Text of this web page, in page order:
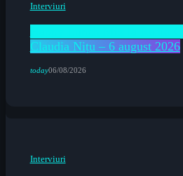
Interviuri
Happy Lunch Mix la Radio
Claudia Nițu – 6 august 2026
today06/08/2026
Interviuri